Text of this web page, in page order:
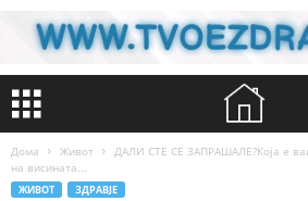
Дома Живот
ДАЛИ СТЕ СЕ ЗАПРАШАЛЕ?Која е
на висината...
ЖИВОТ ЗДРАВЈЕ